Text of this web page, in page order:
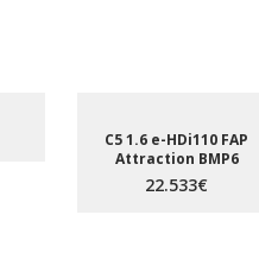
C5 1.6 e-HDi110 FAP
Attraction BMP6
22.533€